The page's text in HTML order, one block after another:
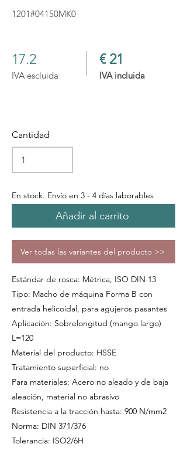
1201#04150MK0
17.2
IVA escluida
€ 21
IVA incluida
Cantidad
En stock. Envío en 3 - 4 días laborables
Añadir al carrito
Ver todas las variantes del producto >>
Estándar de rosca: Métrica, ISO DIN 13
Tipo: Macho de máquina Forma B con
entrada helicoidal, para agujeros pasantes
Aplicación: Sobrelongitud (mango largo)
L=120
Material del producto: HSSE
Tratamiento superficial: no
Para materiales: Acero no aleado y de baja
aleación, material no abrasivo
Resistencia a la tracción hasta: 900 N/mm2
Norma: DIN 371/376
Tolerancia: ISO2/6H